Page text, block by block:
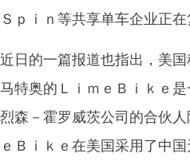
ｐｉｎ等共享单车企业正在
的一篇报道也指出，美国
特奥的ＬｉｍｅＢｉｋｅ
森－霍罗威茨公司的合伙
Ｂｉｋｅ在美国采用了中